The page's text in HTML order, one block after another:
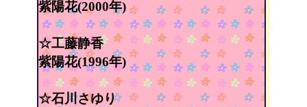
紫陽花(2000年)
☆工藤静香
紫陽花(1996年)
☆石川さゆり